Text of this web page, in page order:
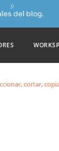
del blog.
cortar,